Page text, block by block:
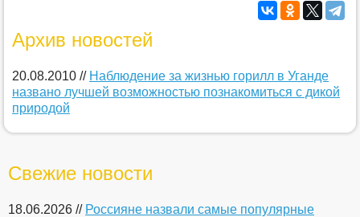
Архив новостей
20.08.2010 // Наблюдение за жизнью горилл в Уганде
названо лучшей возможностью познакомиться с дикой
природой
Свежие новости
18.06.2026 // Россияне назвали самые популярные